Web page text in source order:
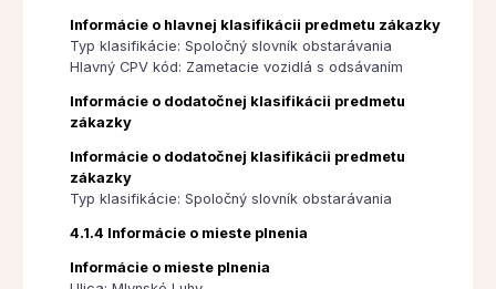
Informácie o hlavnej klasifikácii predmetu zákazky
Typ klasifikácie: Spoločný slovník obstarávania
Hlavný CPV kód: Zametacie vozidlá s odsávaním
Informácie o dodatočnej klasifikácii predmetu
zákazky
Informácie o dodatočnej klasifikácii predmetu
zákazky
Typ klasifikácie: Spoločný slovník obstarávania
4.1.4 Informácie o mieste plnenia
Informácie o mieste plnenia